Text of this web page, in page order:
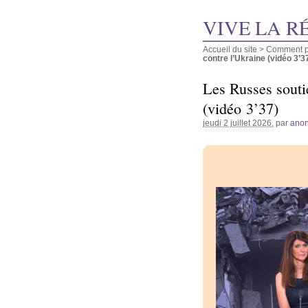
VIVE LA
Accueil du site > Comment
contre l’Ukraine (vidéo
Les Russes
(vidéo 3’37)
jeudi 2 juillet 2026 , par